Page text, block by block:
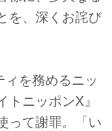
を、深くお詫び
を務めるニッ
ニッポンX』
って謝罪。「い